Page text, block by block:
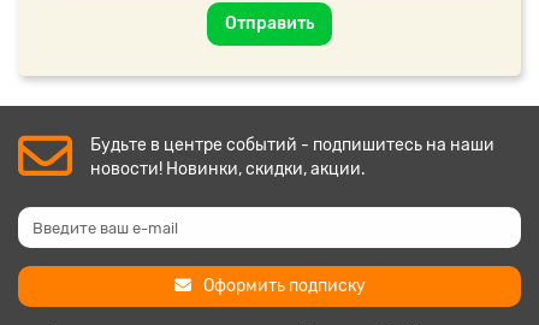
Отправить
Будьте в центре событий - подпишитесь на наши
новости! Новинки, скидки, акции.
Оформить подписку